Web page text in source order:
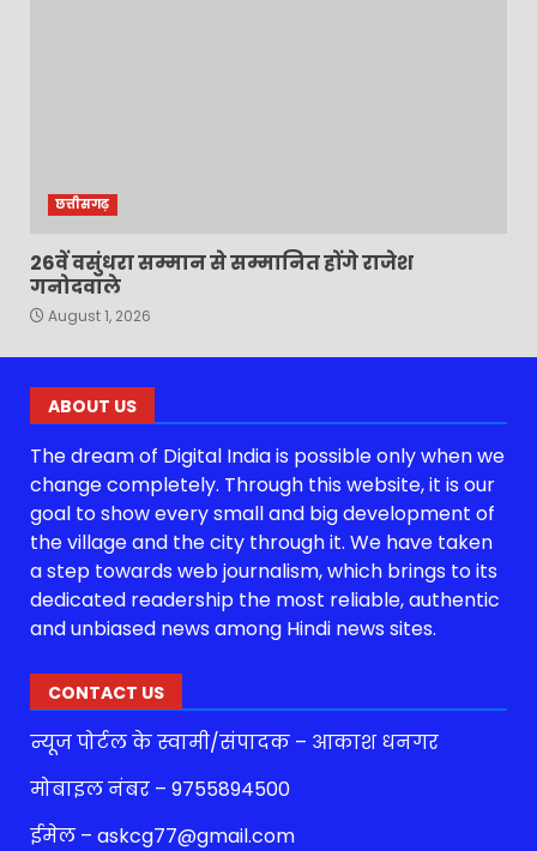
छत्तीसगढ़
26वें वसुंधरा सम्मान से सम्मानित होंगे राजेश
गनोदवाले
August 1, 2026
ABOUT US
The dream of Digital India is possible only when we
change completely. Through this website, it is our
goal to show every small and big development of
the village and the city through it. We have taken
a step towards web journalism, which brings to its
dedicated readership the most reliable, authentic
and unbiased news among Hindi news sites.
CONTACT US
न्यूज पोर्टल के स्वामी/संपादक – आकाश धनगर
मोबाइल नंबर – 9755894500
ईमेल – askcg77@gmail.com